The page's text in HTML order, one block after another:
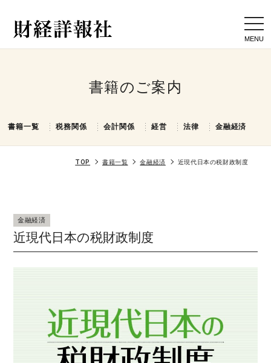
書籍のご案内
書籍一覧 税務関係 会計関係 経営 法律 金融経済
TOP 書籍一覧 金融経済 近現代日本の税財政制度
金融経済
近現代日本の税財政制度